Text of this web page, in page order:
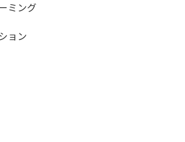
ミング
ョン